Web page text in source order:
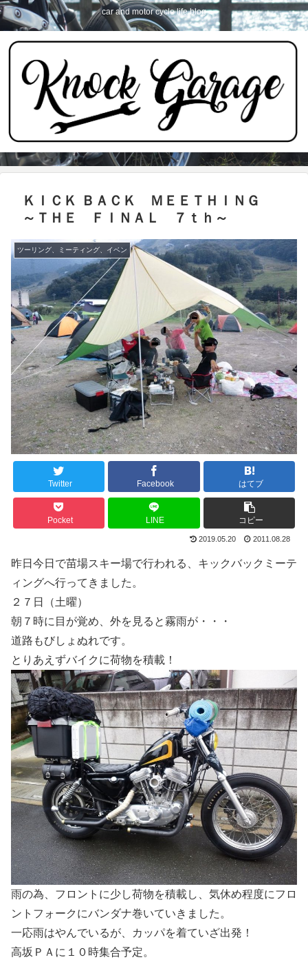
car and motor cycle life blog
ＫＩＣＫ ＢＡＣＫ ＭＥＥＴＨＩＮＧ
～ＴＨＥ ＦＩＮＡＬ ７ｔｈ～
ツーリング、ミーティング、イベン
Twitter Facebook はてブ
Pocket LINE コピー
2019.05.20 2011.08.28
昨日今日で苗場スキー場で行われる、キックバックミーテ
ィングへ行ってきました。
２７日（土曜）
朝７時に目が覚め、外を見ると霧雨が・・・
道路もびしょぬれです。
とりあえずバイクに荷物を積載！
雨の為、フロントに少し荷物を積載し、気休め程度にフロ
ントフォークにバンダナ巻いていきました。
一応雨はやんでいるが、カッパを着ていざ出発！
高坂ＰＡに１０時集合予定。